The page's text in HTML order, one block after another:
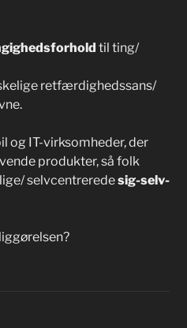
til ting/
retfærdighedssans/
og IT-virksomheder, der
produkter, så folk
selvcentreredesig-selv-